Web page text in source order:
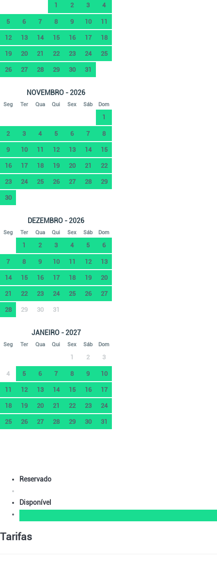
1 2 3 4
5 6 7 8 9 10 11
12 13 14 15 16 17 18
19 20 21 22 23 24 25
26 27 28 29 30 31
NOVEMBRO - 2026
Seg Ter Qua Qui Sex Sáb Dom
1
2 3 4 5 6 7 8
9 10 11 12 13 14 15
16 17 18 19 20 21 22
23 24 25 26 27 28 29
30
DEZEMBRO - 2026
Seg Ter Qua Qui Sex Sáb Dom
1 2 3 4 5 6
7 8 9 10 11 12 13
14 15 16 17 18 19 20
21 22 23 24 25 26 27
28 29 30 31
JANEIRO - 2027
Seg Ter Qua Qui Sex Sáb Dom
1 2 3
4 5 6 7 8 9 10
11 12 13 14 15 16 17
18 19 20 21 22 23 24
25 26 27 28 29 30 31
Reservado
Disponível
Tarifas